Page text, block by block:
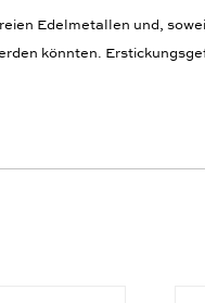
Edelmetallen und,
könnten.